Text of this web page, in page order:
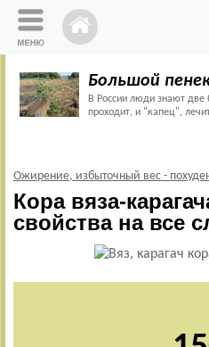
Большой
В России люди знают две
проходит, и "капец",
Ожирение, избыточный вес -
Кора вяза-
свойства на все